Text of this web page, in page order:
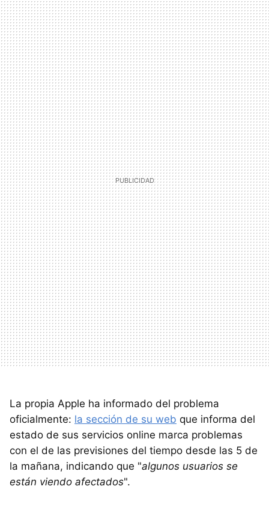
La propia Apple ha informado del problema
oficialmente: la sección de su web que informa del
estado de sus servicios online marca problemas
con el de las previsiones del tiempo desde las 5 de
la mañana, indicando que "algunos usuarios se
están viendo afectados".